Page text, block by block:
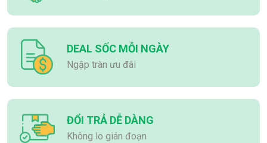
DEAL SỐC MỖI NGÀY
Ngập tràn ưu đãi
ĐỔI TRẢ DỄ DÀNG
Không lo gián đoạn